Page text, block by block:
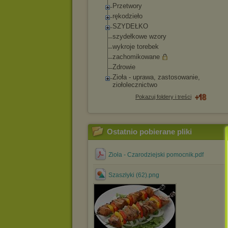
Przetwory
rękodzieło
SZYDEŁKO
szydełkowe wzory
wykroje torebek
zachomikowane
Zdrowie
Zioła - uprawa, zastosowanie,
ziołolecznictwo
Pokazuj foldery i treści
Ostatnio pobierane pliki
Zioła - Czarodziejski pomocnik.pdf
Szaszłyki (62).png